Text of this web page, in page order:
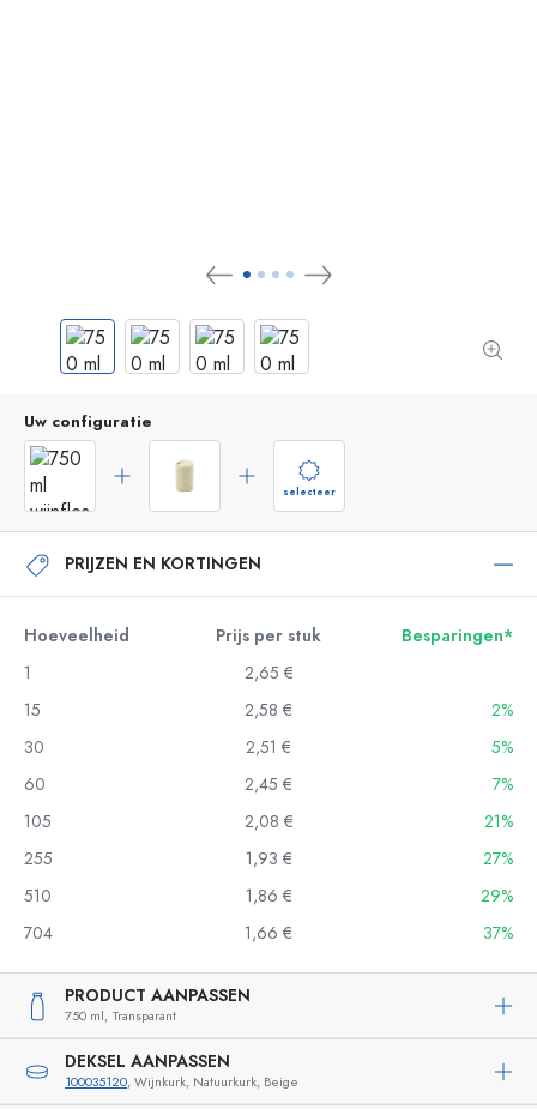
Uw configuratie
selecteer
PRIJZEN EN KORTINGEN
Hoeveelheid Prijs per stuk
Besparingen*
1
2,65 €
15
2,58 €
2%
30
2,51 €
5%
60
2,45 €
7%
105
2,08 €
21%
255
1,93 €
27%
510
1,86 €
29%
704
1,66 € 37%
PRODUCT AANPASSEN
750 ml, Transparant
DEKSEL AANPASSEN
100035120, Wijnkurk, Natuurkurk, Beige